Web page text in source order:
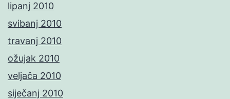
lipanj 2010
svibanj 2010
travanj 2010
ožujak 2010
veljača 2010
siječanj 2010